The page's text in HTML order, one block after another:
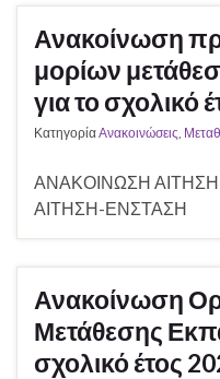
Ανακοίνωση
μορίων
για το σχολικό
ΚατηγορίαΑνακοινώσεις
ΑΝΑΚΟΙΝΩΣΗ
ΑΙΤΗΣΗ-ΕΝΣΤΑΣΗ
Ανακοίνωση
Μετάθεσης
σχολικό έτος